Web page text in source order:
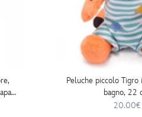
Peluche piccolo Tigro
bagno, 22
20.00€